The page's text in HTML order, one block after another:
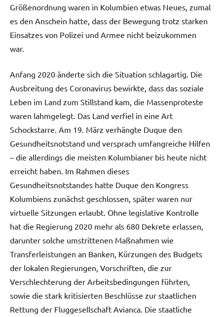
Größenordnung waren in Kolumbien etwas Neues, zumal
es den Anschein hatte, dass der Bewegung trotz starken
Einsatzes von Polizei und Armee nicht beizukommen
war.
Anfang 2020 änderte sich die Situation schlagartig. Die
Ausbreitung des Coronavirus bewirkte, dass das soziale
Leben im Land zum Stillstand kam, die Massenproteste
waren lahmgelegt. Das Land verfiel in eine Art
Schockstarre. Am 19. März verhängte Duque den
Gesundheitsnotstand und versprach umfangreiche Hilfen
– die allerdings die meisten Kolumbianer bis heute nicht
erreicht haben. Im Rahmen dieses
Gesundheitsnotstandes hatte Duque den Kongress
Kolumbiens zunächst geschlossen, später waren nur
virtuelle Sitzungen erlaubt. Ohne legislative Kontrolle
hat die Regierung 2020 mehr als 680 Dekrete erlassen,
darunter solche umstrittenen Maßnahmen wie
Transferleistungen an Banken, Kürzungen des Budgets
der lokalen Regierungen, Vorschriften, die zur
Verschlechterung der Arbeitsbedingungen führten,
sowie die stark kritisierten Beschlüsse zur staatlichen
Rettung der Fluggesellschaft Avianca. Die staatliche